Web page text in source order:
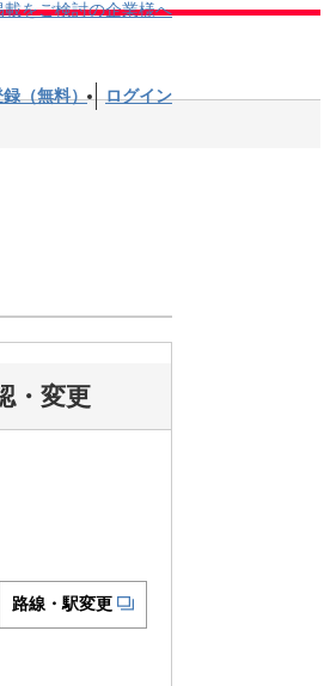
載をご検討の企業様へ
（無料） ログイン
・変更
路線・駅変更